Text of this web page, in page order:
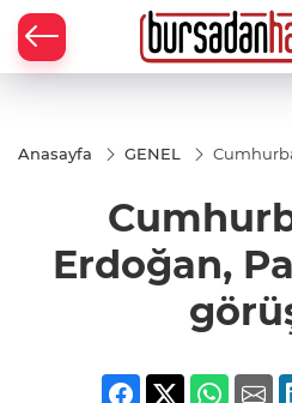
Anasayfa GENEL
görüştü
Erdoğan,